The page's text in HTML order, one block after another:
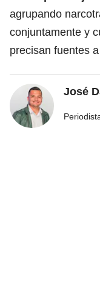
agrupando
conjuntamente y
precisan fuentes
José